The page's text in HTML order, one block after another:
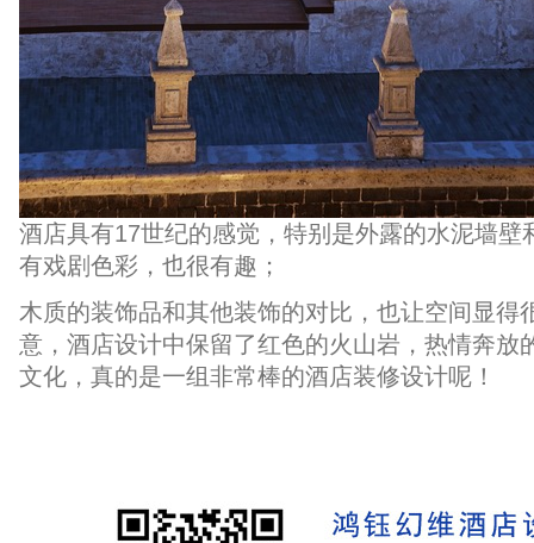
酒店具有17世纪的感觉，特别是外露的水泥墙壁
有戏剧色彩，也很有趣；
木质的装饰品和其他装饰的对比，也让空间显得
意，酒店设计中保留了红色的火山岩，热情奔放
文化，真的是一组非常棒的酒店装修设计呢！